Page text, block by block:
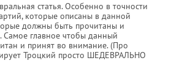
статья. Особенно в точности
которые описаны в данной
должны быть прочитаны и
Самое главное чтобы данный
и принят во внимание. (Про
Троцкий просто ШЕДЕВРАЛЬНО